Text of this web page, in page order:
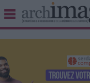
BIBLIOTHÈQUE ÉDITION
UNIVERS DATA